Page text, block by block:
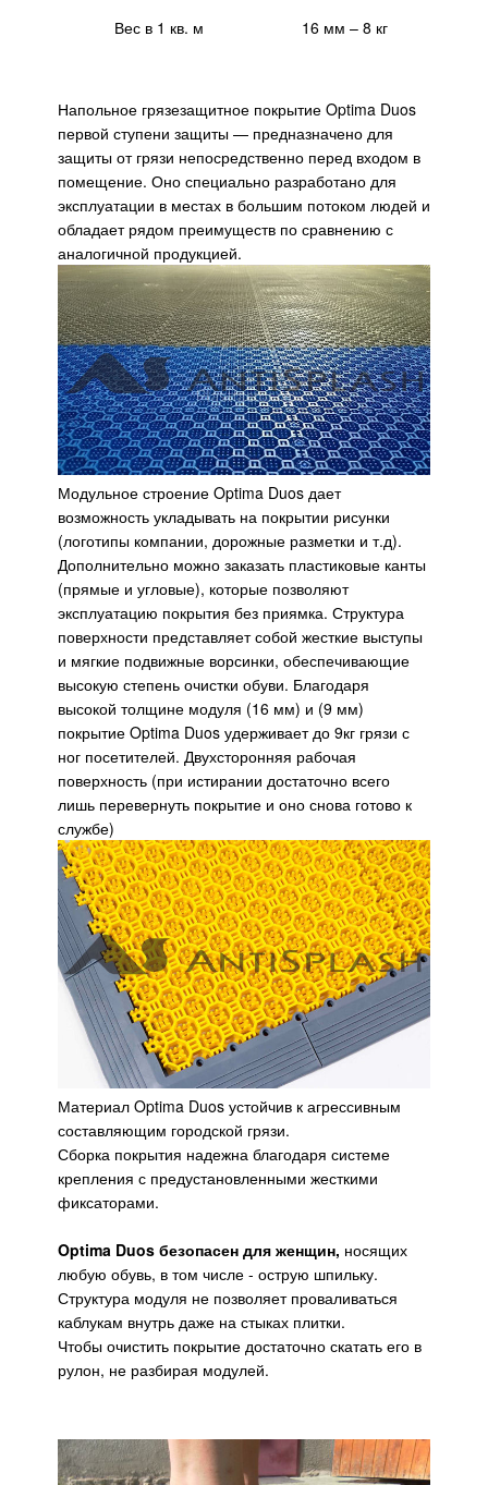
Вес в 1 кв. м 16 мм – 8 кг
Напольное грязезащитное покрытие Optima Duos
первой ступени защиты — предназначено для
защиты от грязи непосредственно перед входом в
помещение. Оно специально разработано для
эксплуатации в местах в большим потоком людей и
обладает рядом преимуществ по сравнению с
аналогичной продукцией.
Модульное строение Optima Duos дает
возможность укладывать на покрытии рисунки
(логотипы компании, дорожные разметки и т.д).
Дополнительно можно заказать пластиковые канты
(прямые и угловые), которые позволяют
эксплуатацию покрытия без приямка. Структура
поверхности представляет собой жесткие выступы
и мягкие подвижные ворсинки, обеспечивающие
высокую степень очистки обуви. Благодаря
высокой толщине модуля (16 мм) и (9 мм)
покрытие Optima Duos удерживает до 9кг грязи с
ног посетителей. Двухсторонняя рабочая
поверхность (при истирании достаточно всего
лишь перевернуть покрытие и оно снова готово к
службе)
Материал Optima Duos устойчив к агрессивным
составляющим городской грязи.
Сборка покрытия надежна благодаря системе
крепления с предустановленными жесткими
фиксаторами.
Optima Duos безопасен для женщин, носящих
любую обувь, в том числе - острую шпильку.
Структура модуля не позволяет проваливаться
каблукам внутрь даже на стыках плитки.
Чтобы очистить покрытие достаточно скатать его в
рулон, не разбирая модулей.